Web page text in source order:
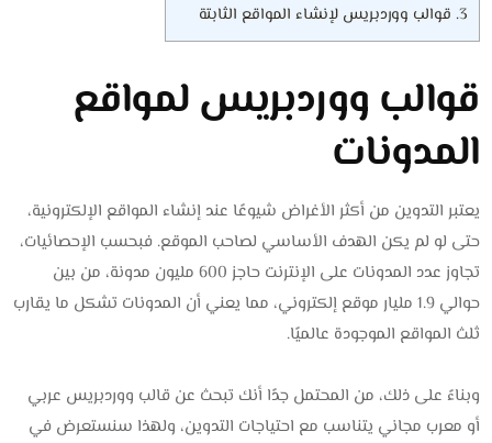
3. قوالب ووردبريس لإنشاء المواقع الثابتة
قوالب ووردبريس لمواقع
المدونات
يعتبر التدوين من أكثر الأغراض شيوعًا عند إنشاء المواقع الإلكترونية،
حتى لو لم يكن الهدف الأساسي لصاحب الموقع. فبحسب الإحصائيات،
تجاوز عدد المدونات على الإنترنت حاجز 600 مليون مدونة، من بين
حوالي 1.9 مليار موقع إلكتروني، مما يعني أن المدونات تشكل ما يقارب
ثلث المواقع الموجودة عالميًا.
وبناءً على ذلك، من المحتمل جدًا أنك تبحث عن قالب ووردبريس عربي
أو معرب مجاني يتناسب مع احتياجات التدوين، ولهذا سنستعرض في